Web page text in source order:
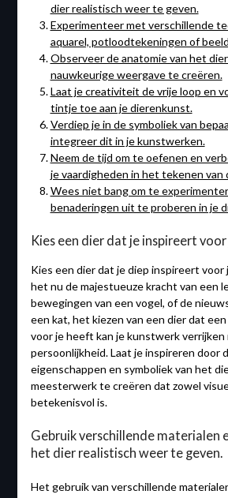
dier realistisch weer te geven.
Experimenteer met verschillende
aquarel, potloodtekeningen of
Observeer de anatomie van het
nauwkeurige weergave te creëren.
Laat je creativiteit de vrije loop en
tintje toe aan je dierenkunst.
Verdiep je in de symboliek van
integreer dit in je kunstwerken.
Neem de tijd om te oefenen en
je vaardigheden in het tekenen van
Wees niet bang om te
benaderingen uit te proberen in je
Kies een dier dat je inspireert
Kies een dier dat je diep inspireert
het nu de majestueuze kracht van een
bewegingen van een vogel, of de
een kat, het kiezen van een dier dat
voor je heeft kan je kunstwerk verrijken
persoonlijkheid. Laat je inspireren door
eigenschappen en symboliek van het
meesterwerk te creëren dat zowel
betekenisvol is.
Gebruik verschillende materialen
het dier realistisch weer te geven.
Het gebruik van verschillende